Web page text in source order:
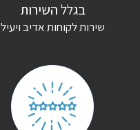
בגלל השירות
שירות לקוחות אדיב ויעיל